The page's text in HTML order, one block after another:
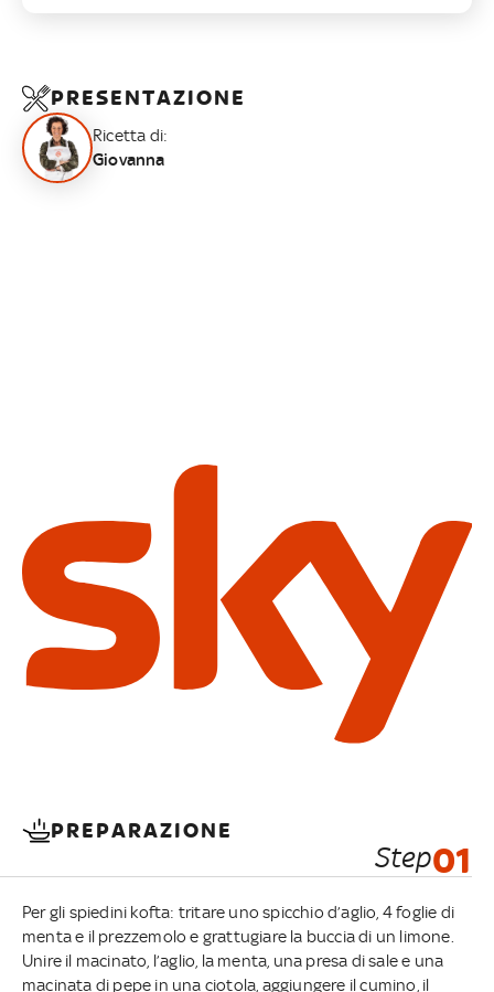
PRESENTAZIONE
Ricetta di:
Giovanna
PREPARAZIONE
Step01
Per gli spiedini kofta: tritare uno spicchio d’aglio, 4 foglie di
menta e il prezzemolo e grattugiare la buccia di un limone.
Unire il macinato, l’aglio, la menta, una presa di sale e una
macinata di pepe in una ciotola, aggiungere il cumino, il